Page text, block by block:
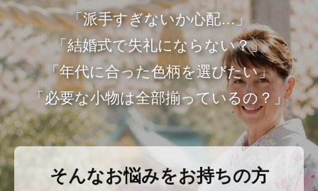
「派手すぎないか心配…」
「結婚式で失礼にならない？」
「年代に合った色柄を選びたい」
「必要な小物は全部揃っているの？」
そんなお悩みをお持ちの方